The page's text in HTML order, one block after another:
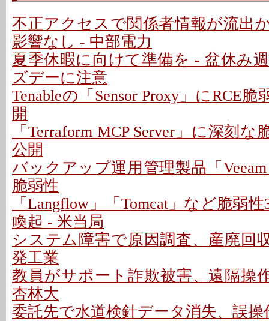
不正アクセスで関係者情報が流出
影響なし - 中部電力
夏季休暇に向けて準備を - 盆休み
ズデーに注意
Tenableの「Sensor Proxy」にRCE
開
「Terraform MCP Server」に深刻
公開
バックアップ運用管理製品「
脆弱性
「Langflow」「Tomcat」など脆弱
喚起 - 米当局
システム障害で原因調査、産廃回
発工業
教員がサポート詐欺被害、遠隔操
杏林大
委託先で水道検針データ消失、誤